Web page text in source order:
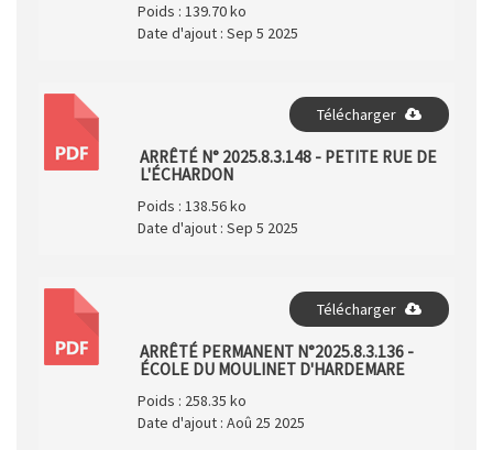
Poids : 139.70 ko
Date d'ajout : Sep 5 2025
PDF
Télécharger
ARRÊTÉ N° 2025.8.3.148 - PETITE RUE DE
L'ÉCHARDON
Poids : 138.56 ko
Date d'ajout : Sep 5 2025
PDF
Télécharger
ARRÊTÉ PERMANENT N°2025.8.3.136 -
ÉCOLE DU MOULINET D'HARDEMARE
Poids : 258.35 ko
Date d'ajout : Aoû 25 2025